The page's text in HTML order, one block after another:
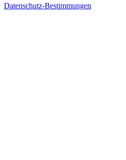
Datenschutz-Bestimmungen